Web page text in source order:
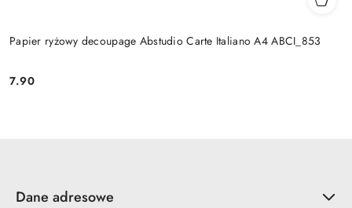
Papier ryżowy decoupage Abstudio Carte Italiano A4 ABCI_853
Cena:
7.90
Dane adresowe